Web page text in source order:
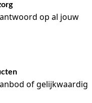
op al jouw
of gelijkwaardig